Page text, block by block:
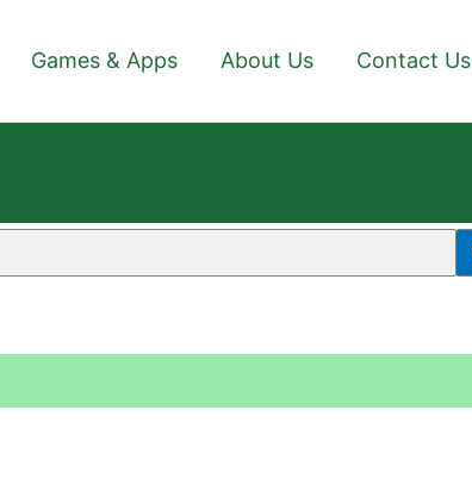
Games & Apps About Us Contact Us